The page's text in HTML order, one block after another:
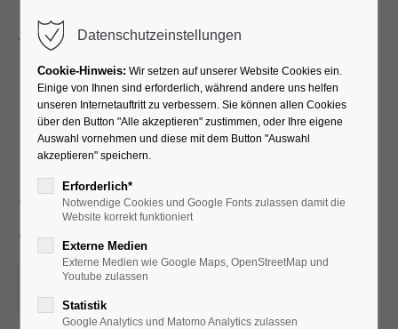
Fit ins Beste Alter -
Leichte Gymnastik für
Senioren im Sitzen und
Stehen
04.04.2023, 10:00
ORT: KURHALLE
Datenschutzeinstellungen
Cookie-Hinweis: Wir setzen auf unserer Website Cookies ein.
Einige von Ihnen sind erforderlich, während andere uns helfen
unseren Internetauftritt zu verbessern. Sie können allen Cookies
über den Button "Alle akzeptieren" zustimmen, oder Ihre eigene
Auswahl vornehmen und diese mit dem Button "Auswahl
akzeptieren" speichern.
Erforderlich*
Notwendige Cookies und Google Fonts zulassen damit die
Website korrekt funktioniert
Externe Medien
Externe Medien wie Google Maps, OpenStreetMap und
Youtube zulassen
Statistik
Google Analytics und Matomo Analytics zulassen